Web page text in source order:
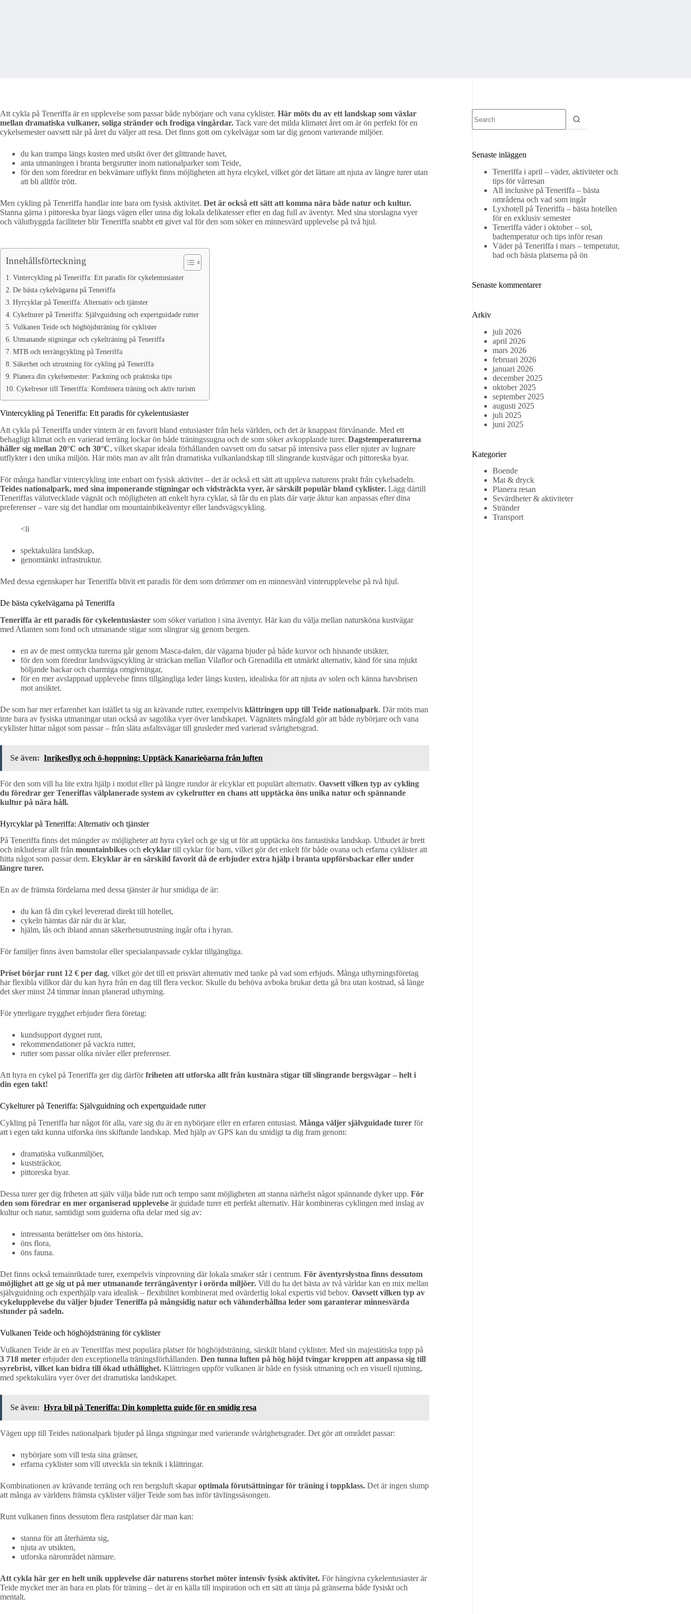
Att cykla på Teneriffa är en upplevelse som passar både nybörjare och vana cyklister. Här möts du av ett landskap som växlar
mellan dramatiska vulkaner, soliga stränder och frodiga vingårdar. Tack vare det milda klimatet året om är ön perfekt för en
cykelsemester oavsett när på året du väljer att resa. Det finns gott om cykelvägar som tar dig genom varierande miljöer.
du kan trampa längs kusten med utsikt över det glittrande havet,
anta utmaningen i branta bergsrutter inom nationalparker som Teide,
för den som föredrar en bekvämare utflykt finns möjligheten att hyra elcykel, vilket gör det lättare att njuta av längre turer utan
att bli alltför trött.
Men cykling på Teneriffa handlar inte bara om fysisk aktivitet. Det är också ett sätt att komma nära både natur och kultur.
Stanna gärna i pittoreska byar längs vägen eller unna dig lokala delikatesser efter en dag full av äventyr. Med sina storslagna vyer
och välutbyggda faciliteter blir Teneriffa snabbt ett givet val för den som söker en minnesvärd upplevelse på två hjul.
Innehållsförteckning
Vintercykling på Teneriffa: Ett paradis för cykelentusiaster
De bästa cykelvägarna på Teneriffa
Hyrcyklar på Teneriffa: Alternativ och tjänster
Cykelturer på Teneriffa: Självguidning och expertguidade rutter
Vulkanen Teide och höghöjdsträning för cyklister
Utmanande stigningar och cykelträning på Teneriffa
MTB och terrängcykling på Teneriffa
Säkerhet och utrustning för cykling på Teneriffa
Planera din cykelsemester: Packning och praktiska tips
Cykelresor till Teneriffa: Kombinera träning och aktiv turism
Vintercykling på Teneriffa: Ett paradis för cykelentusiaster
Att cykla på Teneriffa under vintern är en favorit bland entusiaster från hela världen, och det är knappast förvånande. Med ett
behagligt klimat och en varierad terräng lockar ön både träningssugna och de som söker avkopplande turer. Dagstemperaturerna
håller sig mellan 20°C och 30°C, vilket skapar ideala förhållanden oavsett om du satsar på intensiva pass eller njuter av lugnare
utflykter i den unika miljön. Här möts man av allt från dramatiska vulkanlandskap till slingrande kustvägar och pittoreska byar.
För många handlar vintercykling inte enbart om fysisk aktivitet – det är också ett sätt att uppleva naturens prakt från cykelsadeln.
Teides nationalpark, med sina imponerande stigningar och vidsträckta vyer, är särskilt populär bland cyklister. Lägg därtill
Teneriffas välutvecklade vägnät och möjligheten att enkelt hyra cyklar, så får du en plats där varje åktur kan anpassas efter dina
preferenser – vare sig det handlar om mountainbikeäventyr eller landsvägscykling.
<li
spektakulära landskap,
genomtänkt infrastruktur.
Med dessa egenskaper har Teneriffa blivit ett paradis för dem som drömmer om en minnesvärd vinterupplevelse på två hjul.
De bästa cykelvägarna på Teneriffa
Teneriffa är ett paradis för cykelentusiaster som söker variation i sina äventyr. Här kan du välja mellan natursköna kustvägar
med Atlanten som fond och utmanande stigar som slingrar sig genom bergen.
en av de mest omtyckta turerna går genom Masca-dalen, där vägarna bjuder på både kurvor och hisnande utsikter,
för den som föredrar landsvägscykling är sträckan mellan Vilaflor och Grenadilla ett utmärkt alternativ, känd för sina mjukt
böljande backar och charmiga omgivningar,
för en mer avslappnad upplevelse finns tillgängliga leder längs kusten, idealiska för att njuta av solen och känna havsbrisen
mot ansiktet.
De som har mer erfarenhet kan istället ta sig an krävande rutter, exempelvis klättringen upp till Teide nationalpark. Där möts man
inte bara av fysiska utmaningar utan också av sagolika vyer över landskapet. Vägnätets mångfald gör att både nybörjare och vana
cyklister hittar något som passar – från släta asfaltsvägar till grusleder med varierad svårighetsgrad.
Se även: Inrikesflyg och ö-hoppning: Upptäck Kanarieöarna från luften
För den som vill ha lite extra hjälp i motlut eller på längre rundor är elcyklar ett populärt alternativ. Oavsett vilken typ av cykling
du föredrar ger Teneriffas välplanerade system av cykelrutter en chans att upptäcka öns unika natur och spännande
kultur på nära håll.
Hyrcyklar på Teneriffa: Alternativ och tjänster
På Teneriffa finns det mängder av möjligheter att hyra cykel och ge sig ut för att upptäcka öns fantastiska landskap. Utbudet är brett
och inkluderar allt från mountainbikes och elcyklar till cyklar för barn, vilket gör det enkelt för både ovana och erfarna cyklister att
hitta något som passar dem. Elcyklar är en särskild favorit då de erbjuder extra hjälp i branta uppförsbackar eller under
längre turer.
En av de främsta fördelarna med dessa tjänster är hur smidiga de är:
du kan få din cykel levererad direkt till hotellet,
cykeln hämtas där när du är klar,
hjälm, lås och ibland annan säkerhetsutrustning ingår ofta i hyran.
För familjer finns även barnstolar eller specialanpassade cyklar tillgängliga.
Priset börjar runt 12 € per dag, vilket gör det till ett prisvärt alternativ med tanke på vad som erbjuds. Många uthyrningsföretag
har flexibla villkor där du kan hyra från en dag till flera veckor. Skulle du behöva avboka brukar detta gå bra utan kostnad, så länge
det sker minst 24 timmar innan planerad uthyrning.
För ytterligare trygghet erbjuder flera företag:
kundsupport dygnet runt,
rekommendationer på vackra rutter,
rutter som passar olika nivåer eller preferenser.
Att hyra en cykel på Teneriffa ger dig därförfriheten att utforska allt från kustnära stigar till slingrande bergsvägar – helt i
din egen takt!
Cykelturer på Teneriffa: Självguidning och expertguidade rutter
Cykling på Teneriffa har något för alla, vare sig du är en nybörjare eller en erfaren entusiast. Många väljer självguidade turer för
att i egen takt kunna utforska öns skiftande landskap. Med hjälp av GPS kan du smidigt ta dig fram genom:
dramatiska vulkanmiljöer,
kuststräckor,
pittoreska byar.
Dessa turer ger dig friheten att själv välja både rutt och tempo samt möjligheten att stanna närhelst något spännande dyker upp. För
den som föredrar en mer organiserad upplevelse är guidade turer ett perfekt alternativ. Här kombineras cyklingen med inslag av
kultur och natur, samtidigt som guiderna ofta delar med sig av:
intressanta berättelser om öns historia,
öns flora,
öns fauna.
Det finns också temainriktade turer, exempelvis vinprovning där lokala smaker står i centrum. För äventyrslystna finns dessutom
möjlighet att ge sig ut på mer utmanande terrängäventyr i orörda miljöer. Vill du ha det bästa av två världar kan en mix mellan
självguidning och experthjälp vara idealisk – flexibilitet kombinerat med ovärderlig lokal expertis vid behov. Oavsett vilken typ av
cykelupplevelse du väljer bjuder Teneriffa på mångsidig natur och välunderhållna leder som garanterar minnesvärda
stunder på sadeln.
Vulkanen Teide och höghöjdsträning för cyklister
Vulkanen Teide är en av Teneriffas mest populära platser för höghöjdsträning, särskilt bland cyklister. Med sin majestätiska topp på
3 718 meter erbjuder den exceptionella träningsförhållanden. Den tunna luften på hög höjd tvingar kroppen att anpassa sig till
syrebrist, vilket kan bidra till ökad uthållighet. Klättringen uppför vulkanen är både en fysisk utmaning och en visuell njutning,
med spektakulära vyer över det dramatiska landskapet.
Se även: Hyra bil på Teneriffa: Din kompletta guide för en smidig resa
Vägen upp till Teides nationalpark bjuder på långa stigningar med varierande svårighetsgrader. Det gör att området passar:
nybörjare som vill testa sina gränser,
erfarna cyklister som vill utveckla sin teknik i klättringar.
Kombinationen av krävande terräng och ren bergsluft skaparoptimala förutsättningar för träning i toppklass. Det är ingen slump
att många av världens främsta cyklister väljer Teide som bas inför tävlingssäsongen.
Runt vulkanen finns dessutom flera rastplatser där man kan:
stanna för att återhämta sig,
njuta av utsikten,
utforska närområdet närmare.
Att cykla här ger en helt unik upplevelse där naturens storhet möter intensiv fysisk aktivitet. För hängivna cykelentusiaster är
Teide mycket mer än bara en plats för träning – det är en källa till inspiration och ett sätt att tänja på gränserna både fysiskt och
mentalt.
results
Senaste inläggen
Teneriffa i april – väder, aktiviteter och
tips för vårresan
All inclusive på Teneriffa – bästa
områdena och vad som ingår
Lyxhotell på Teneriffa – bästa hotellen
för en exklusiv semester
Teneriffa väder i oktober – sol,
badtemperatur och tips inför resan
Väder på Teneriffa i mars – temperatur,
bad och bästa platserna på ön
Senaste kommentarer
Arkiv
juli 2026
april 2026
mars 2026
februari 2026
januari 2026
december 2025
oktober 2025
september 2025
augusti 2025
juli 2025
juni 2025
Kategorier
Boende
Mat & dryck
Planera resan
Sevärdheter & aktiviteter
Stränder
Transport